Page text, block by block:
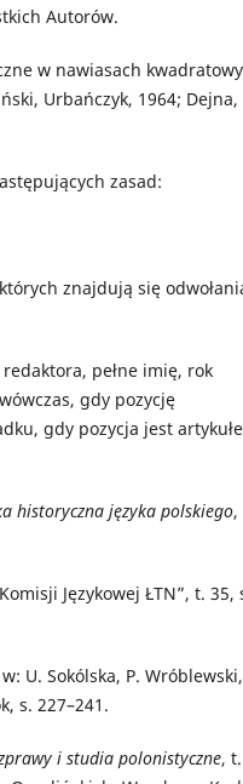
Autorów.
w nawiasach
Urbańczyk, 1964; Dejna,
zasad:
znajdują się
pełne imię, rok
gdy pozycję
gdy pozycja jest
historyczna języka polskiego,
Językowej ŁTN”, t. 35,
U. Sokólska, P. Wróblewski,
s. 227–241.
i studia polonistyczne,